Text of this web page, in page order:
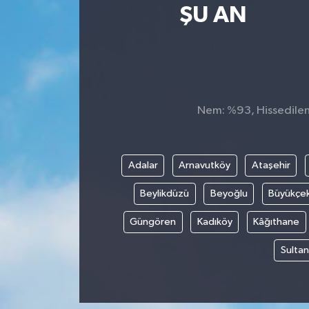
ŞU AN
Nem: %93, Hissedilen
Adalar Arnavutköy Ataşehir
Beylikdüzü Beyoğlu
Güngören Kadıköy Kâğıthane
ULUSAL